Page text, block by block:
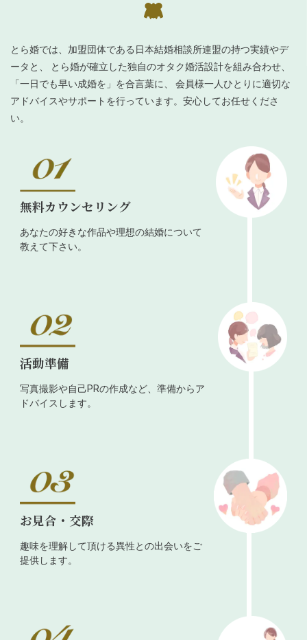
とら婚では、加盟団体である日本結婚相談所連盟の持つ実績やデ
ータと、 とら婚が確立した独自のオタク婚活設計を組み合わせ、
「一日でも早い成婚を」を合言葉に、 会員様一人ひとりに適切な
アドバイスやサポートを行っています。安心してお任せくださ
い。
無料カウンセリング
あなたの好きな作品や理想の結婚について
教えて下さい。
活動準備
写真撮影や自己PRの作成など、準備からア
ドバイスします。
お見合・交際
趣味を理解して頂ける異性との出会いをご
提供します。